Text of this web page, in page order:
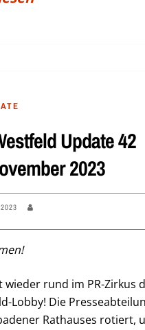
Update 42
2023
wieder rund im PR-Zirkus
Lobby! Die
Rathauses rotiert,